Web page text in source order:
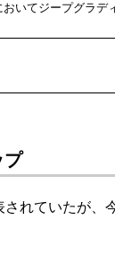
いてジープグラデ
れていたが、